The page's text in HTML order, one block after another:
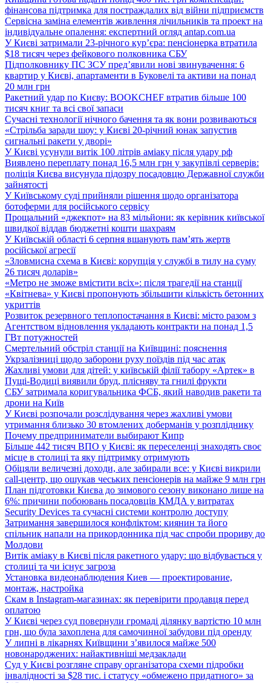
фінансова підтримка для постраждалих від війни підприємств
Сервісна заміна елементів живлення лічильників та проект на
індивідуальне опалення: експертний огляд antap.com.ua
У Києві затримали 23-річного кур’єра: пенсіонерка втратила
$18 тисяч через фейкового полковника СБУ
Підполковнику ПС ЗСУ пред’явили нові звинувачення: 6
квартир у Києві, апартаменти в Буковелі та активи на понад
20 млн грн
Ракетний удар по Києву: BOOKCHEF втратив більше 100
тисяч книг та всі свої запаси
Сучасні технології нічного бачення та як вони розвиваються
«Стрільба заради шоу: у Києві 20-річний юнак запустив
сигнальні ракети у дворі»
У Києві усунули витік 100 літрів аміаку після удару рф
Виявлено переплату понад 16,5 млн грн у закупівлі серверів:
поліція Києва висунула підозру посадовцю Державної служби
зайнятості
У Київському суді прийняли рішення щодо організатора
ботоферми для російського сервісу
Прощальний «джекпот» на 83 мільйони: як керівник київської
швидкої віддав бюджетні кошти шахраям
У Київській області 6 серпня вшанують пам’ять жертв
російської агресії
«Зловмисна схема в Києві: корупція у службі в тилу на суму
26 тисяч доларів»
«Метро не зможе вмістити всіх»: після трагедії на станції
«Квітнева» у Києві пропонують збільшити кількість бетонних
укриттів
Розвиток резервного теплопостачання в Києві: місто разом з
Агентством відновлення укладають контракти на понад 1,5
ГВт потужностей
Смертельний обстріл станції на Київщині: пояснення
Укрзалізниці щодо заборони руху поїздів під час атак
Жахливі умови для дітей: у київській філії табору «Артек» в
Пущі-Водиці виявили бруд, плісняву та гнилі фрукти
СБУ затримала коригувальника ФСБ, який наводив ракети та
дрони на Київ
У Києві розпочали розслідування через жахливі умови
утримання близько 30 втомлених доберманів у розпліднику
Почему предприниматели выбирают Кипр
Більше 442 тисяч ВПО у Києві: як переселенці знаходять своє
місце в столиці та яку підтримку отримують
Обіцяли величезні доходи, але забирали все: у Києві викрили
call-центр, що ошукав чеських пенсіонерів на майже 9 млн грн
План підготовки Києва до зимового сезону виконано лише на
6%: причини побоювань посадовців КМДА у витратах
Security Devices та сучасні системи контролю доступу
Затримання завершилося конфліктом: киянин та його
спільник напали на прикордонника під час спроби прориву до
Молдови
Витік аміаку в Києві після ракетного удару: що відбувається у
столиці та чи існує загроза
Установка видеонаблюдения Киев — проектирование,
монтаж, настройка
Скам в Instagram-магазинах: як перевірити продавця перед
оплатою
У Києві через суд повернули громаді ділянку вартістю 10 млн
грн, що була захоплена для самочинної забудови під оренду
У липні в лікарнях Київщини з’явилося майже 500
новонароджених: найактивніші медзаклади
Суд у Києві розгляне справу організатора схеми підробки
інвалідності за $28 тис. і статусу «обмежено придатного» за